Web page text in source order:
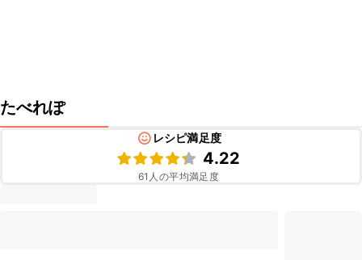
たべれぽ
レシピ満足度
4.22
61 人の平均満足度